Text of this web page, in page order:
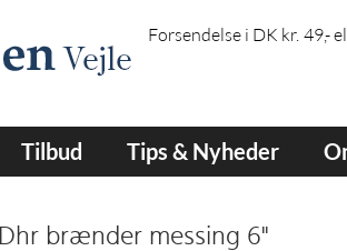
Forsendelse i DK kr. 49,-
Tilbud Tips & Nyheder
Dhr brænder messing 6"